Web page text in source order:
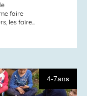
faire
les faire...
4-7ans